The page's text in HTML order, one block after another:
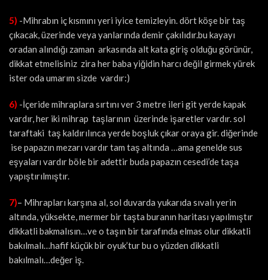
5) -Mihrabın iç kısmını yeri iyice temizleyin. dört köşe bir taş
çıkacak, üzerinde veya yanlarında demir çakılıdır.bu kayayı
oradan alındığı zaman arkasında alt kata giriş olduğu görünür,
dikkat etmelisiniz zira her baba yiğidin harcı değil girmek yürek
ister oda umarım sizde vardır:)
6) -İçeride mihraplara sırtını ver 3 metre ileri git yerde kapak
vardır, her iki mihrap taşlarının üzerinde işaretler vardır. sol
taraftaki taş kaldırılınca yerde boşluk çıkar oraya gir. diğerinde
ise papazın mezarı vardır tam taş altında …ama genelde sus
eşyaları vardır böle bir adettir buda papazın cesedi’de taşa
yapıştırılmıştır.
7)– Mihrapları karşına al, sol duvarda yukarıda sıvalı yerin
altında, yüksekte, mermer bir taşta buranın haritası yapılmıştır
dikkatli bakmalısın…ve o taşın bir tarafında elmas olur dikkatli
bakılmalı…hafif küçük bir oyuk’tur bu o yüzden dikkatli
bakılmalı…değer iş.